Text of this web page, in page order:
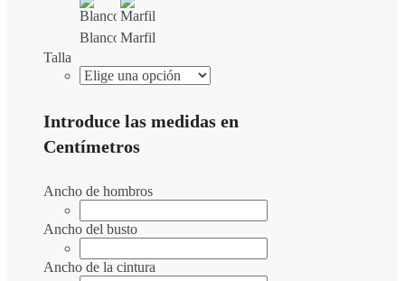
Blanco Marfil
Talla
Introduce las medidas en
Centímetros
Ancho de hombros
Ancho del busto
Ancho de la cintura